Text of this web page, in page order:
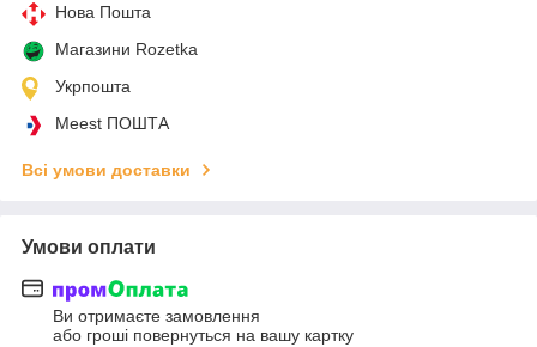
Нова Пошта
Магазини Rozetka
Укрпошта
Meest ПОШТА
Всі умови доставки
Умови оплати
Ви отримаєте замовлення
або гроші повернуться на вашу картку